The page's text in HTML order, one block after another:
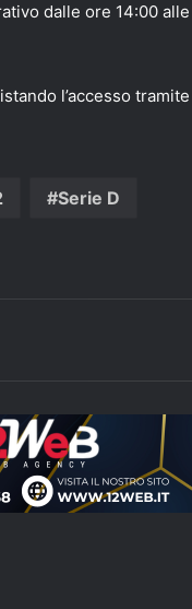
dalle ore 14:00 alle
l’accesso tramite
Serie D